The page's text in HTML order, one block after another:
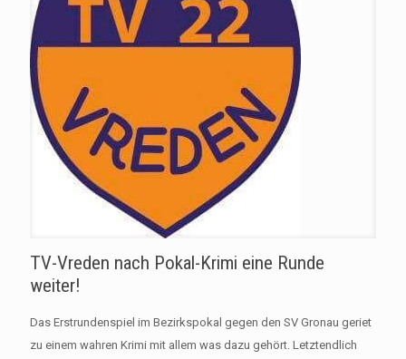
TV-Vreden nach Pokal-Krimi eine Runde
weiter!
Das Erstrundenspiel im Bezirkspokal gegen den SV Gronau geriet
zu einem wahren Krimi mit allem was dazu gehört. Letztendlich